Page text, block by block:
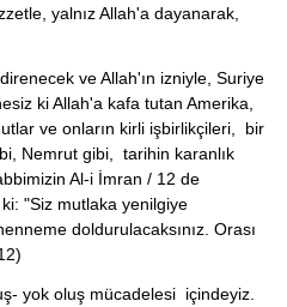
yalnız Allah'a dayanarak,
ve Allah'ın izniyle, Suriye
ki Allah'a kafa tutan Amerika,
ve onların kirli işbirlikçileri, bir
Nemrut gibi, tarihin karanlık
Al-i İmran / 12 de
"Siz mutlaka yenilgiye
doldurulacaksınız. Orası
yok oluş mücadelesi içindeyiz.